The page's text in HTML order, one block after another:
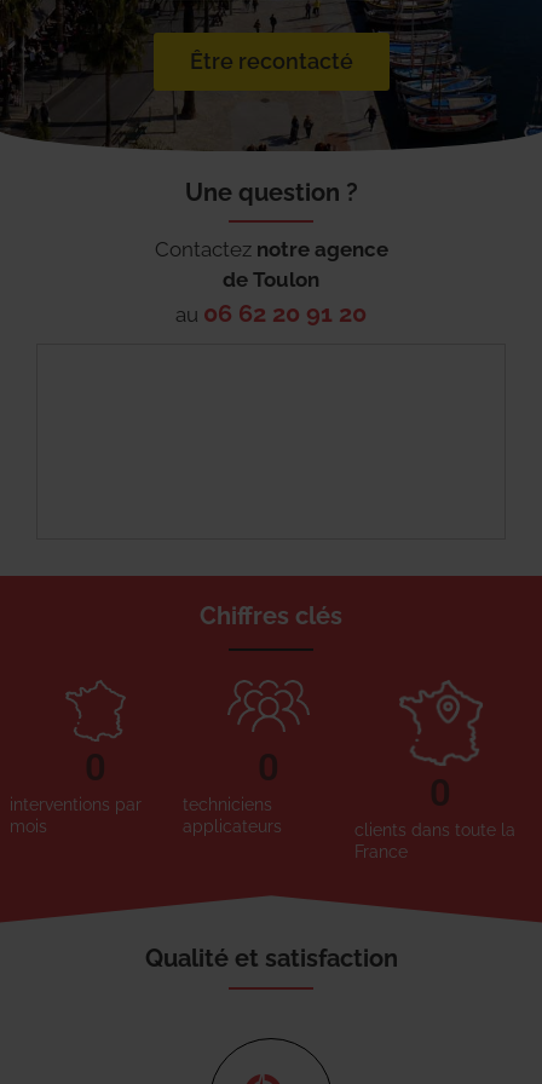
Être recontacté
Une question ?
Contactez notre agence
de Toulon
au 06 62 20 91 20
Chiffres clés
interventions par
mois
0
techniciens
applicateurs
0
clients dans toute la
France
0
Qualité et satisfaction